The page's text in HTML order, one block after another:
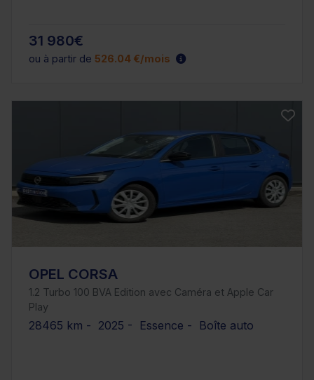
31 980€
ou à partir de 526.04 €/mois
OPEL CORSA
1.2 Turbo 100 BVA Edition avec Caméra et Apple Car
Play
28465 km - 2025 - Essence - Boîte auto